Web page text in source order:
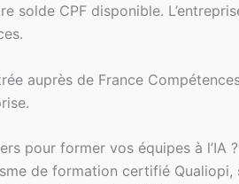
solde CPF disponible.
auprès de France
pour former vos équipes à l’IA ?
de formation certifié